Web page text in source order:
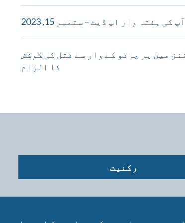
آپ کی ہفتہ وار اپ ڈیٹ – ستمبر 15, 2023
مین پر چاقو کے وار سے قتل کی کوشش
کا الزام
رکنیت